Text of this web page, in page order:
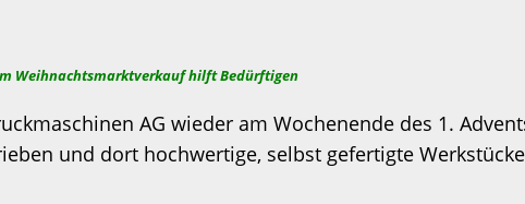
Weihnachtsmarktverkauf hilft Bedürftigen
AG wieder am Wochenende des 1.
und dort hochwertige, selbst gefertigte